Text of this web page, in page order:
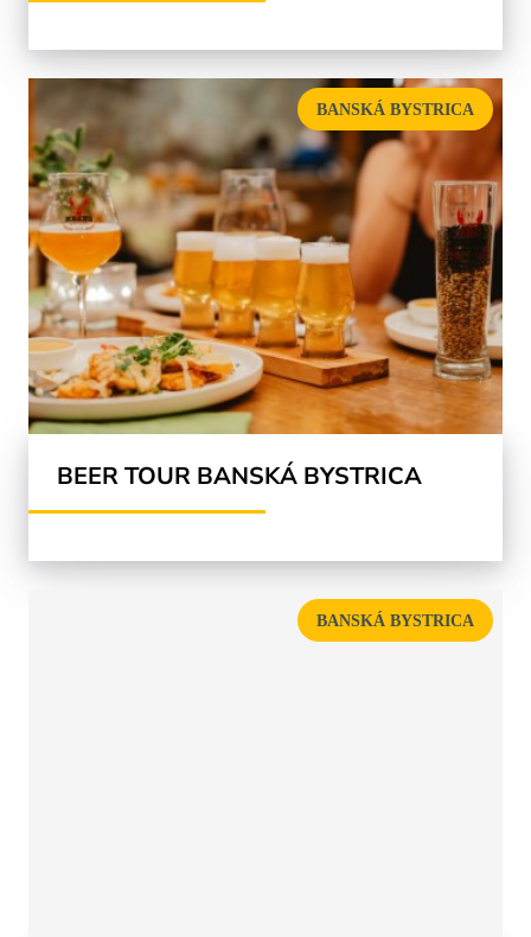
BANSKÁ BYSTRICA
BEER TOUR BANSKÁ BYSTRICA
BANSKÁ BYSTRICA